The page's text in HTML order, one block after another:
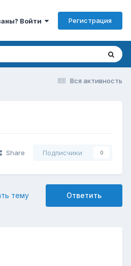
Войти Регистрация
Вся активность
Share Подписчики 0
Ответить
тему